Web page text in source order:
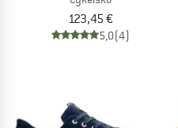
123,45 €
5,0(4)